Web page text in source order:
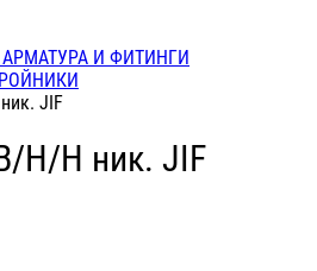
И ФИТИНГИ
JIF
Н/Н ник. JIF